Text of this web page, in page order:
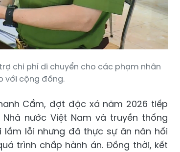
chi phí di chuyển cho các phạm nhân
với cộng đồng.
Cẩm, đợt đặc xá năm 2026 tiếp
nước Việt Nam và truyền thống
lỗi nhưng đã thực sự ăn năn hối
trình chấp hành án. Đồng thời, kết